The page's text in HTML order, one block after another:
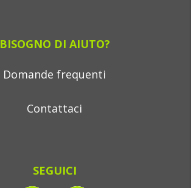
BISOGNO DI AIUTO?
Domande frequenti
Contattaci
SEGUICI